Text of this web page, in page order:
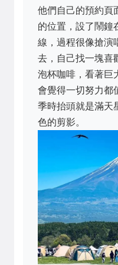
他們自己的預約頁
的位置，設了鬧鐘
線，過程很像搶演
去，自己找一塊喜
泡杯咖啡，看著巨
會覺得一切努力都
季時抬頭就是滿天
色的剪影。